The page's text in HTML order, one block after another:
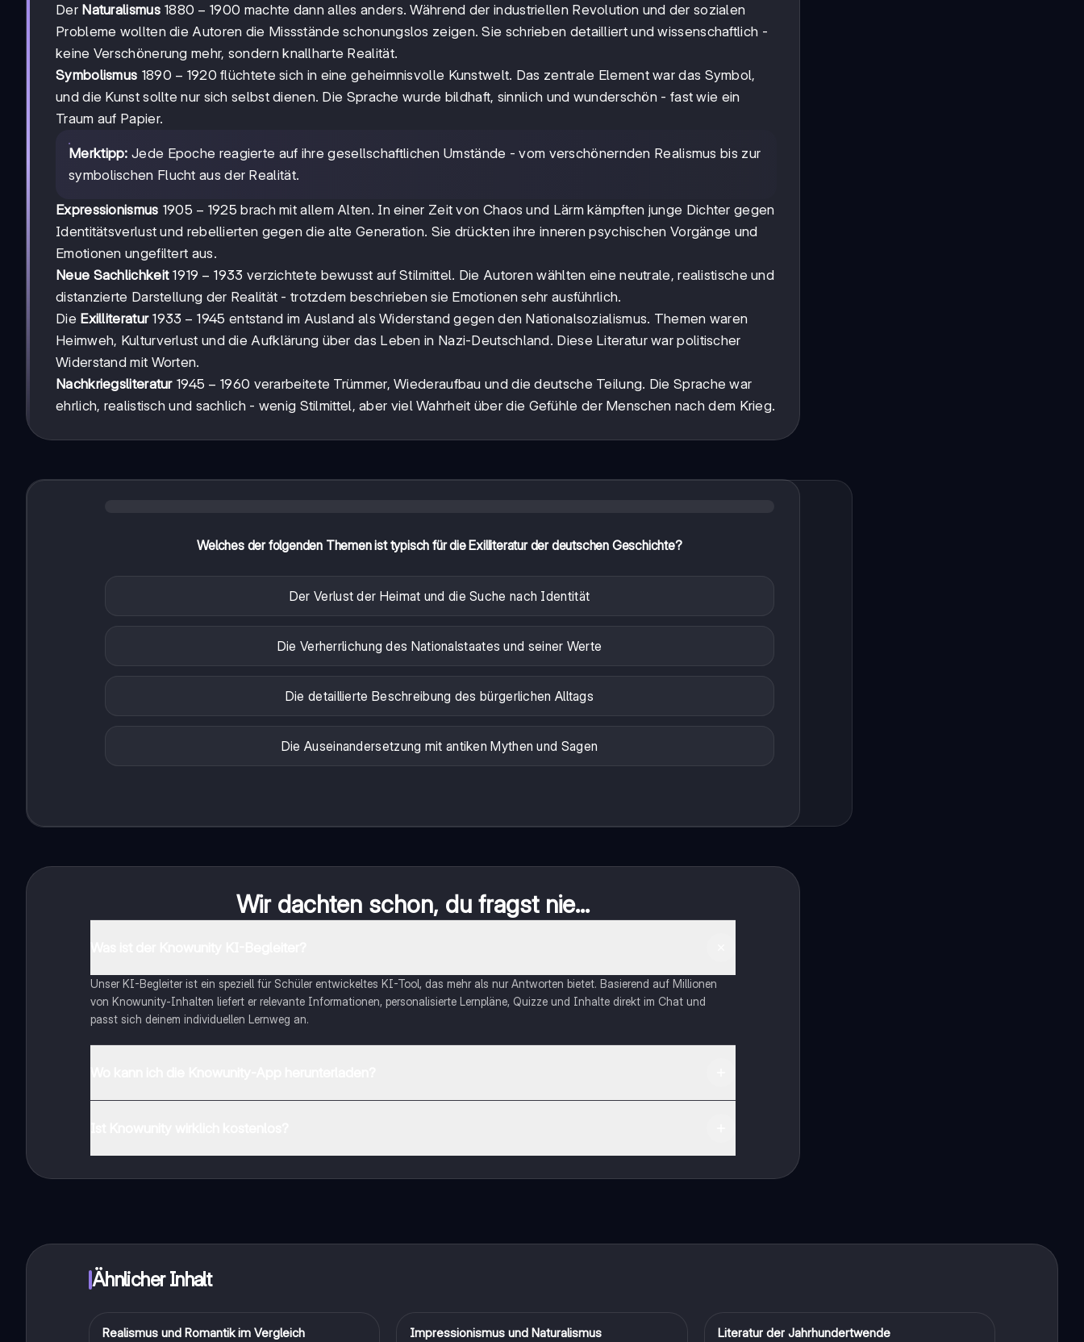
Der Naturalismus 1880-
1900
1880 − 1900 machte dann alles anders. Während der industriellen Revolution und der sozialen
Probleme wollten die Autoren die Missstände schonungslos zeigen. Sie schrieben detailliert und wissenschaftlich -
keine Verschönerung mehr, sondern knallharte Realität.
Symbolismus 1890-
1920
1890 − 1920 flüchtete sich in eine geheimnisvolle Kunstwelt. Das zentrale Element war das Symbol,
und die Kunst sollte nur sich selbst dienen. Die Sprache wurde bildhaft, sinnlich und wunderschön - fast wie ein
Traum auf Papier.
Merktipp: Jede Epoche reagierte auf ihre gesellschaftlichen Umstände - vom verschönernden Realismus bis zur
symbolischen Flucht aus der Realität.
Expressionismus 1905-
1925
1905 − 1925 brach mit allem Alten. In einer Zeit von Chaos und Lärm kämpften junge Dichter gegen
Identitätsverlust und rebellierten gegen die alte Generation. Sie drückten ihre inneren psychischen Vorgänge und
Emotionen ungefiltert aus.
Neue Sachlichkeit 1919-
1933
1919 − 1933 verzichtete bewusst auf Stilmittel. Die Autoren wählten eine neutrale, realistische und
distanzierte Darstellung der Realität - trotzdem beschrieben sie Emotionen sehr ausführlich.
Die Exilliteratur 1933-
1945
1933 − 1945 entstand im Ausland als Widerstand gegen den Nationalsozialismus. Themen waren
Heimweh, Kulturverlust und die Aufklärung über das Leben in Nazi-Deutschland. Diese Literatur war politischer
Widerstand mit Worten.
Nachkriegsliteratur 1945-
1960
1945 − 1960 verarbeitete Trümmer, Wiederaufbau und die deutsche Teilung. Die Sprache war
ehrlich, realistisch und sachlich - wenig Stilmittel, aber viel Wahrheit über die Gefühle der Menschen nach dem Krieg.
Welches der folgenden Themen ist typisch für die Exilliteratur der deutschen Geschichte?
Der Verlust der Heimat und die Suche nach Identität
Die Verherrlichung des Nationalstaates und seiner Werte
Die detaillierte Beschreibung des bürgerlichen Alltags
Die Auseinandersetzung mit antiken Mythen und Sagen
Wir dachten schon, du fragst nie...
Unser KI-Begleiter ist ein speziell für Schüler entwickeltes KI-Tool, das mehr als nur Antworten bietet. Basierend auf Millionen
von Knowunity-Inhalten liefert er relevante Informationen, personalisierte Lernpläne, Quizze und Inhalte direkt im Chat und
passt sich deinem individuellen Lernweg an.
auf deinem Handy.
Ähnlicher Inhalt
Deutsch
Realismus und Romantik im Vergleich Deutsch
Impressionismus und Naturalismus Deutsch
Literatur der Jahrhundertwende